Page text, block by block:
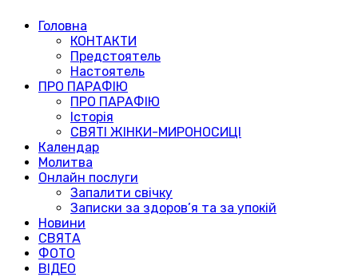
Головна
КОНТАКТИ
Предстоятель
Настоятель
ПРО ПАРАФІЮ
ПРО ПАРАФІЮ
Історія
СВЯТІ ЖІНКИ-МИРОНОСИЦІ
Календар
Молитва
Онлайн послуги
Запалити свічку
Записки за здоров’я та за упокій
Новини
СВЯТА
ФОТО
ВІДЕО